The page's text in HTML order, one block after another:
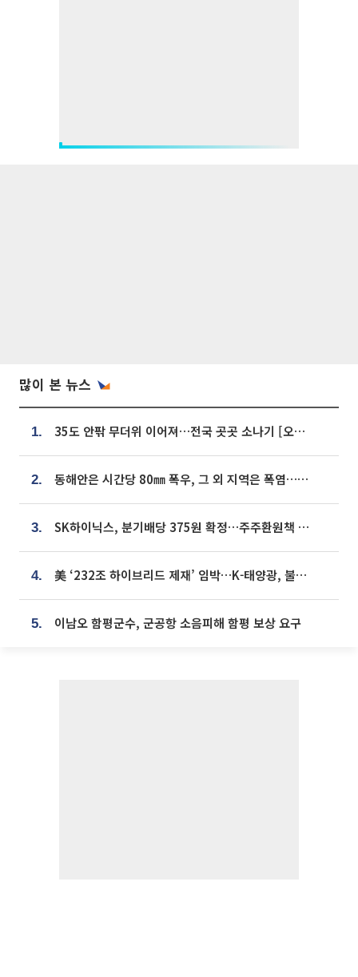
많이 본 뉴스
1. 35도 안팎 무더위 이어져…전국 곳곳 소나기 [오늘 날씨]
2. 동해안은 시간당 80㎜ 폭우, 그 외 지역은 폭염…‘극과 극 날씨’
3. SK하이닉스, 분기배당 375원 확정…주주환원책 9월로 앞당겨 발표
4. 美 ‘232조 하이브리드 제재’ 임박…K-태양광, 불확실성 털고 날개 다나
5. 이남오 함평군수, 군공항 소음피해 함평 보상 요구